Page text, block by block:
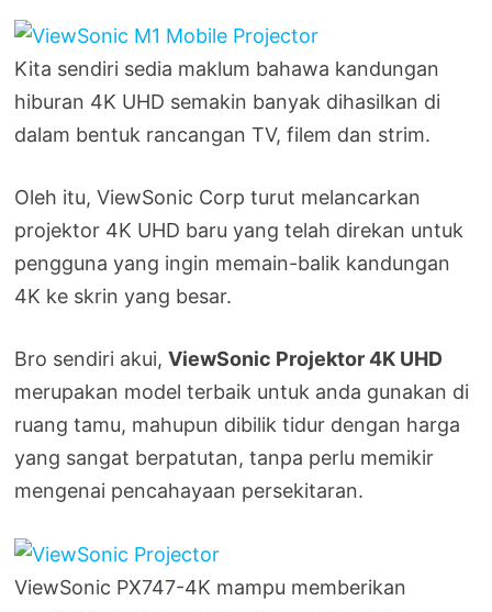
Kita sendiri sedia maklum bahawa kandungan
hiburan 4K UHD semakin banyak dihasilkan di
dalam bentuk rancangan TV, filem dan strim.
Oleh itu, ViewSonic Corp turut melancarkan
projektor 4K UHD baru yang telah direkan untuk
pengguna yang ingin memain-balik kandungan
4K ke skrin yang besar.
Bro sendiri akui,ViewSonic Projektor 4K UHD
merupakan model terbaik untuk anda gunakan di
ruang tamu, mahupun dibilik tidur dengan harga
yang sangat berpatutan, tanpa perlu memikir
mengenai pencahayaan persekitaran.
ViewSonic PX747-4K mampu memberikan